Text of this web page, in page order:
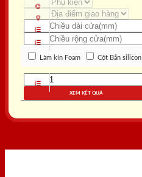
Làm kín Foam Cột Bắn silicon
XEM KẾT QUẢ